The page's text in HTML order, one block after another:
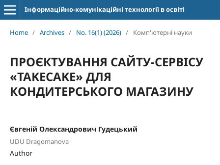
Інформаційно-комунікаційні технології в освіті
Home / Archives / No. 16(1) (2026) / Комп'ютерні науки
ПРОЄКТУВАННЯ САЙТУ-СЕРВІСУ
«TAKECAKE» ДЛЯ
КОНДИТЕРСЬКОГО МАГАЗИНУ
Євгеній Олександрович Гудецький
UDU Dragomanova
Author